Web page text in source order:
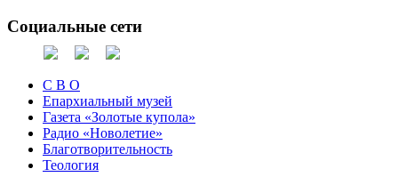
Социальные сети
С В О
Епархиальный музей
Газета «Золотые купола»
Радио «Новолетие»
Благотворительность
Теология